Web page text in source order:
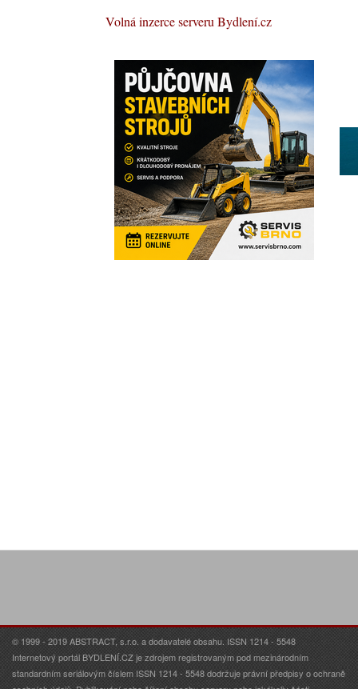
Volná inzerce serveru Bydlení.cz
© 1999 - 2019 ABSTRACT, s.r.o. a dodavatelé obsahu. ISSN 1214 - 5548
Internetový portál BYDLENÍ.CZ je zdrojem registrovaným pod mezinárodním
standardním seriálovým číslem ISSN 1214 - 5548 dodržuje právní předpisy o ochraně